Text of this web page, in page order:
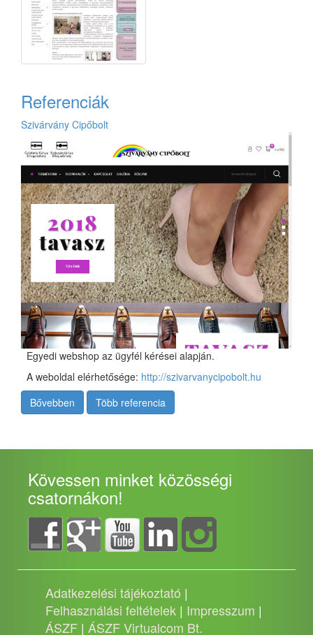
Referenciák
Szivárvány Cipőbolt
Egyedi webshop az ügyfél kérései alapján.
A weboldal elérhetősége: http://szivarvanycipobolt.hu
Bővebben
Több referencia
Kövessen minket közösségi
csatornákon!
Adatkezelési tájékoztató |
Felhasználási feltételek | Impresszum |
ÁSZF | ÁSZF Virtualcom Bt.